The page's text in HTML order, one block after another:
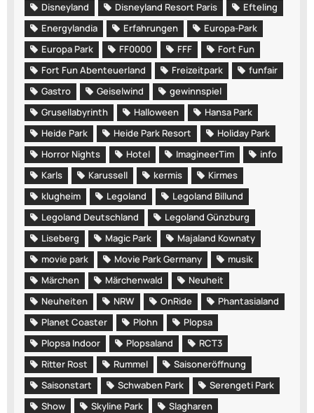
Disneyland
Disneyland Resort Paris
Efteling
Energylandia
Erfahrungen
Europa-Park
Europa Park
FF0000 FFF
Fort Fun
Fort Fun Abenteuerland
Freizeitpark
funfair
Gastro
Geiselwind
gewinnspiel
Grusellabyrinth
Halloween
Hansa Park
Heide Park
Heide Park Resort
Holiday Park
Horror Nights
Hotel ImagineerTim
info
Karls
Karussell kermis
Kirmes
klugheim
Legoland
Legoland Billund
Legoland Deutschland
Legoland Günzburg
Liseberg
Magic Park
Majaland Kownaty
movie park
Movie Park Germany
musik
Märchen
Märchenwald
Neuheit
Neuheiten
NRW OnRide
Phantasialand
Planet Coaster
Plohn
Plopsa
Plopsa Indoor
Plopsaland
RCT3
Ritter Rost
Rummel
Saisoneröffnung
Saisonstart
Schwaben Park
Serengeti Park
Show
Skyline Park
Slagharen